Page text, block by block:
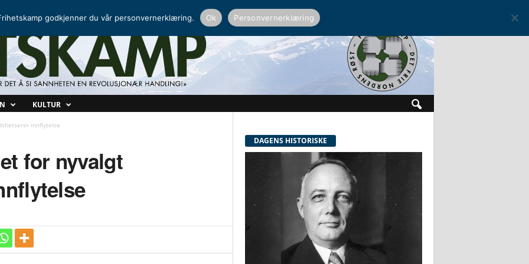
KULTUR
innflytelse
for nyvalgt
DAGENS HISTORISKE
godkjenner du vår personvernerklæring. Ok Personvernerklæring